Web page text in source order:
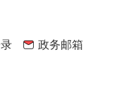
政务邮箱